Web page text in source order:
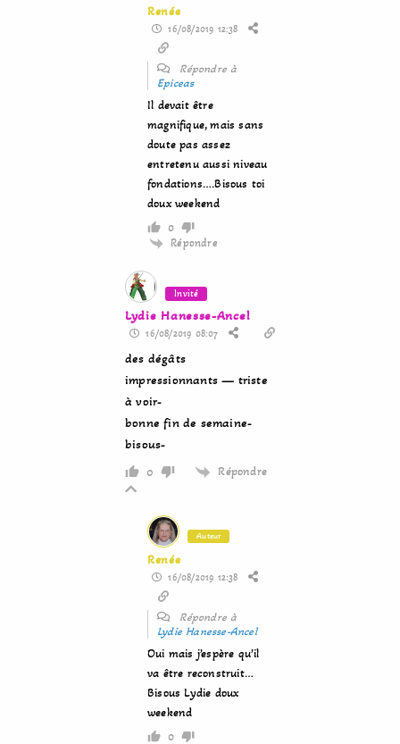
Renée
16/08/2019 12:38
Répondre à
Epiceas
Il devait être
magnifique, mais sans
doute pas assez
entretenu aussi niveau
fondations….Bisous toi
doux weekend
0
Répondre
Invité
Lydie Hanesse-Ancel
16/08/2019 08:07
des dégâts
impressionnants — triste
à voir-
bonne fin de semaine-
bisous-
0 Répondre
Auteur
Renée
16/08/2019 12:38
Répondre à
Lydie Hanesse-Ancel
Oui mais j’espère qu’il
va être reconstruit…
Bisous Lydie doux
weekend
0